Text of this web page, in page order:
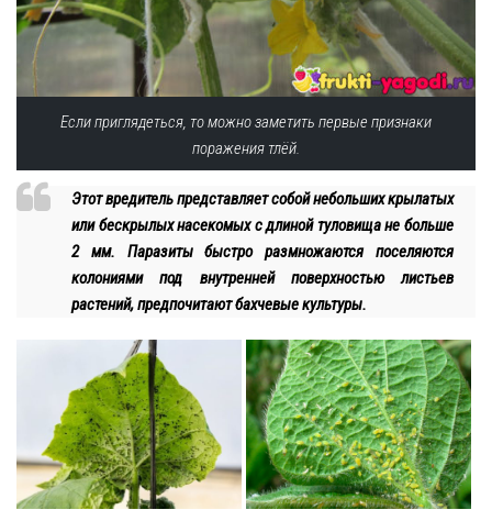
Если приглядеться, то можно заметить первые признаки
поражения тлёй.
Этот вредитель представляет собой небольших крылатых
или бескрылых насекомых с длиной туловища не больше
2 мм. Паразиты быстро размножаются поселяются
колониями под внутренней поверхностью листьев
растений, предпочитают бахчевые культуры.